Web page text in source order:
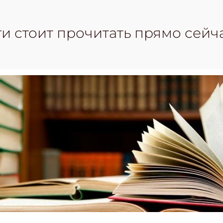
стоит прочитать прямо